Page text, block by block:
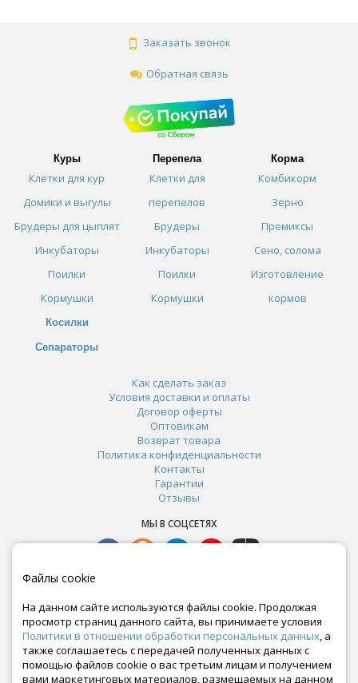
Заказать звонок
Обратная связь
Куры
Клетки для кур
Домики и выгулы
Брудеры для цыплят
Инкубаторы
Поилки
Кормушки
Косилки
Сепараторы
Перепела
Клетки для
перепелов
Брудеры
Инкубаторы
Поилки
Кормушки
Корма
Комбикорм
Зерно
Премиксы
Сено, солома
Изготовление
кормов
Как сделать заказ
Условия доставки и оплаты
Договор оферты
Оптовикам
Возврат товара
Политика конфиденциальности
Контакты
Гарантии
Отзывы
МЫ В СОЦСЕТЯХ
Файлы cookie
На данном сайте используются файлы cookie. Продолжая
просмотр страниц данного сайта, вы принимаете условия
Политики в отношении обработки персональных данных, а
также соглашаетесь с передачей полученных данных с
помощью файлов cookie о вас третьим лицам и получением
вами маркетинговых материалов, размещаемых на данном